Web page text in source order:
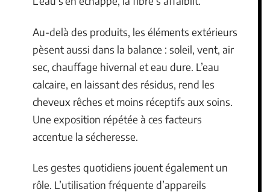
Au-delà des produits, les éléments extérieurs
pèsent aussi dans la balance : soleil, vent, air
sec, chauffage hivernal et eau dure. L’eau
calcaire, en laissant des résidus, rend les
cheveux rêches et moins réceptifs aux soins.
Une exposition répétée à ces facteurs
accentue la sécheresse.
Les gestes quotidiens jouent également un
rôle. L’utilisation fréquente d’appareils